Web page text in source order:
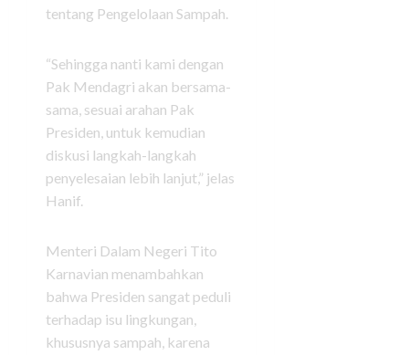
tentang Pengelolaan Sampah.
“Sehingga nanti kami dengan
Pak Mendagri akan bersama-
sama, sesuai arahan Pak
Presiden, untuk kemudian
diskusi langkah-langkah
penyelesaian lebih lanjut,” jelas
Hanif.
Menteri Dalam Negeri Tito
Karnavian menambahkan
bahwa Presiden sangat peduli
terhadap isu lingkungan,
khususnya sampah, karena